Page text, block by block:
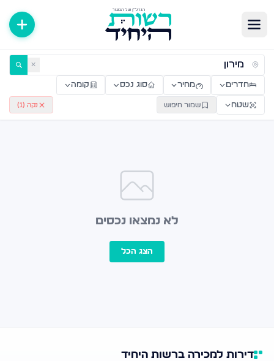
דירות למכירה ולהשכרה — רשות היחיד ✕
חדרים מחיר סוג נכס קומה
שטח שמור חיפוש נקה ( 1
)
לא נמצאו נכסים
הצג הכל
דירות למכירה ברשות היחיד